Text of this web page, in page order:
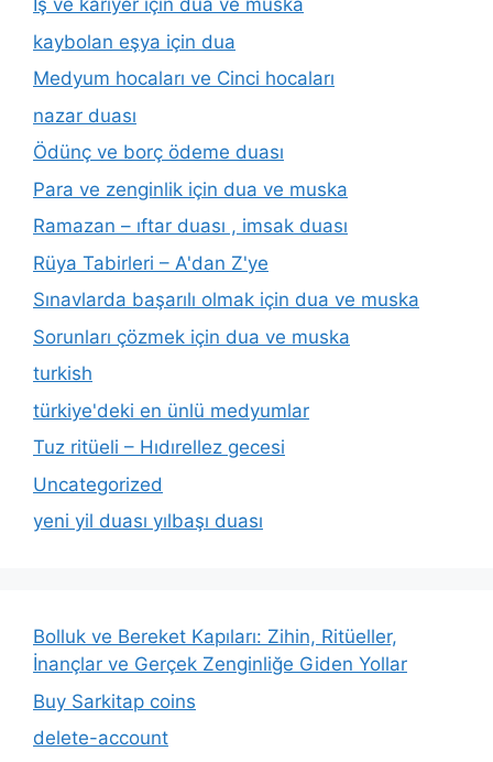
İş ve kariyer için dua ve muska
kaybolan eşya için dua
Medyum hocaları ve Cinci hocaları
nazar duası
Ödünç ve borç ödeme duası
Para ve zenginlik için dua ve muska
Ramazan – ıftar duası , imsak duası
Rüya Tabirleri – A'dan Z'ye
Sınavlarda başarılı olmak için dua ve muska
Sorunları çözmek için dua ve muska
turkish
türkiye'deki en ünlü medyumlar
Tuz ritüeli – Hıdırellez gecesi
Uncategorized
yeni yil duası yılbaşı duası
Bolluk ve Bereket Kapıları: Zihin, Ritüeller,
İnançlar ve Gerçek Zenginliğe Giden Yollar
Buy Sarkitap coins
delete-account